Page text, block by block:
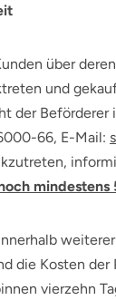
über
und
der Beförderer
66, E-Mail:
mindestens
die Kosten
vierzehn